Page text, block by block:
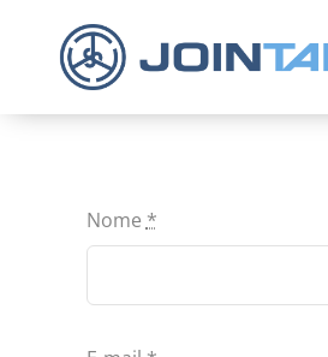
content
Nome *